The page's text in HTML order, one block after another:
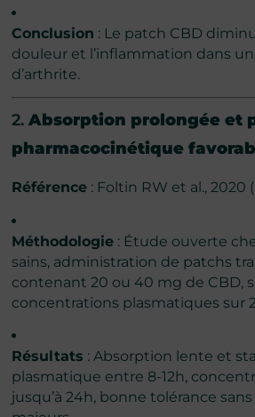
Conclusion : Le patch CBD
douleur et l’inflammation dans
d’arthrite.
2.Absorption prolongée et
pharmacocinétique
Référence : Foltin RW et al., 2020
Méthodologie : Étude ouverte
sains, administration de patchs
contenant 20 ou 40 mg de CBD,
concentrations plasmatiques sur
Résultats : Absorption lente et
plasmatique entre 8-12h,
jusqu’à 24h, bonne tolérance